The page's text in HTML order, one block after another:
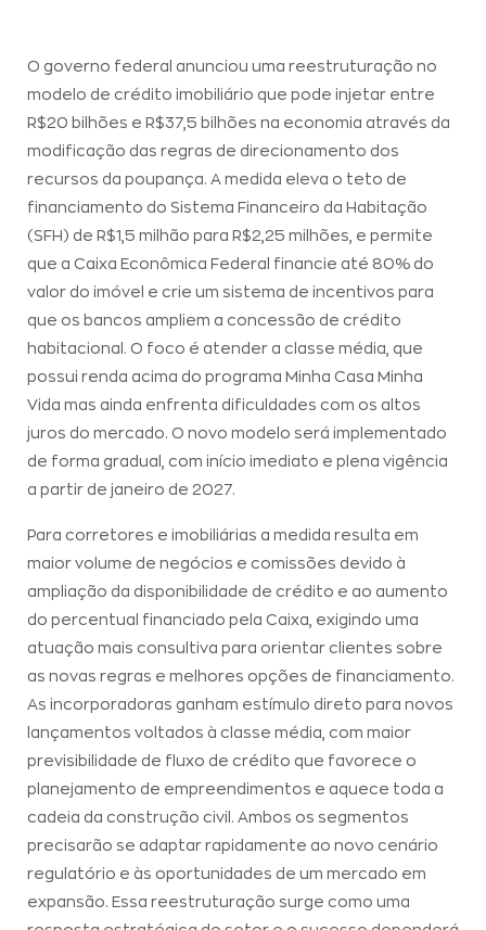
O governo federal anunciou uma reestruturação no
modelo de crédito imobiliário que pode injetar entre
R$20 bilhões e R$37,5 bilhões na economia através da
modificação das regras de direcionamento dos
recursos da poupança. A medida eleva o teto de
financiamento do Sistema Financeiro da Habitação
(SFH) de R$1,5 milhão para R$2,25 milhões, e permite
que a Caixa Econômica Federal financie até 80% do
valor do imóvel e crie um sistema de incentivos para
que os bancos ampliem a concessão de crédito
habitacional. O foco é atender a classe média, que
possui renda acima do programa Minha Casa Minha
Vida mas ainda enfrenta dificuldades com os altos
juros do mercado. O novo modelo será implementado
de forma gradual, com início imediato e plena vigência
a partir de janeiro de 2027.
Para corretores e imobiliárias a medida resulta em
maior volume de negócios e comissões devido à
ampliação da disponibilidade de crédito e ao aumento
do percentual financiado pela Caixa, exigindo uma
atuação mais consultiva para orientar clientes sobre
as novas regras e melhores opções de financiamento.
As incorporadoras ganham estímulo direto para novos
lançamentos voltados à classe média, com maior
previsibilidade de fluxo de crédito que favorece o
planejamento de empreendimentos e aquece toda a
cadeia da construção civil. Ambos os segmentos
precisarão se adaptar rapidamente ao novo cenário
regulatório e às oportunidades de um mercado em
expansão. Essa reestruturação surge como uma